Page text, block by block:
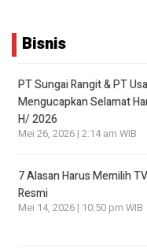
Bisnis
PT Sungai Rangit & PT
Mengucapkan Selamat
H/ 2026
Mei 26, 2026 | 2:14 am WIB
7 Alasan Harus Memilih
Resmi
Mei 14, 2026 | 10:50 pm WIB